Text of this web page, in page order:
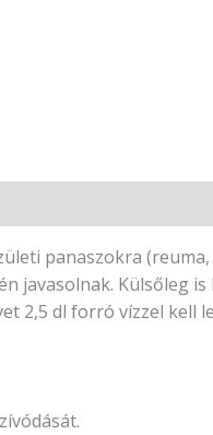
panaszokra
javasolnak. Külsőleg
2,5 dl forró vízzel kell